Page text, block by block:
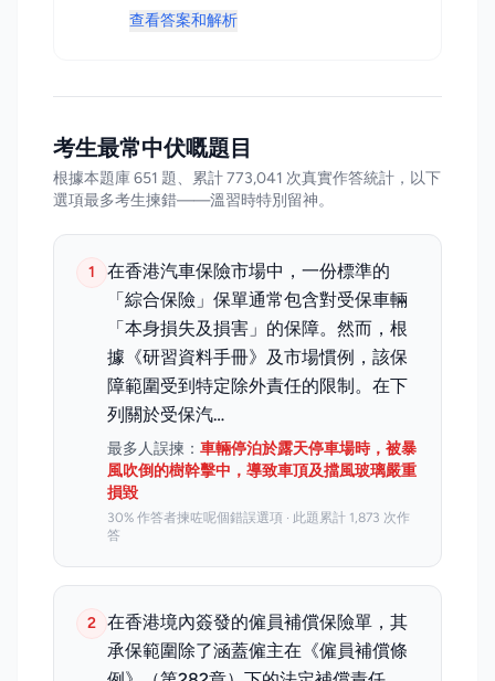
查看答案和解析
考生最常中伏嘅題目
根據本題庫 651 題、累計 773,041 次真實作答統計，以下
選項最多考生揀錯——溫習時特別留神。
1
在香港汽車保險市場中，一份標準的
「綜合保險」保單通常包含對受保車輛
「本身損失及損害」的保障。然而，根
據《研習資料手冊》及市場慣例，該保
障範圍受到特定除外責任的限制。在下
列關於受保汽…
最多人誤揀： 車輛停泊於露天停車場時，被暴
風吹倒的樹幹擊中，導致車頂及擋風玻璃嚴重
損毀
30% 作答者揀咗呢個錯誤選項 · 此題累計 1,873 次作
答
2 在香港境內簽發的僱員補償保險單，其
承保範圍除了涵蓋僱主在《僱員補償條